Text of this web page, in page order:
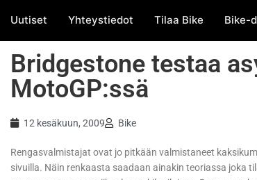
Uutiset Yhteystiedot Tilaa Bike Bike-
Bridgestone testaa
MotoGP:ssä
12 kesäkuun, 2009 Bike
Rengasvalmistajat ovat jo pitkään valmistaneet
sivuilla. Näin renkaasta saadaan ainakin teoriassa joka